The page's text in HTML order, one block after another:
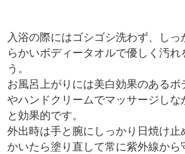
入浴の際にはゴシゴシ洗わず、し
らかいボディータオルで優しく汚れ
う。
お風呂上がりには美白効果のあるボ
やハンドクリームでマッサージしな
と効果的です。
外出時は手と腕にしっかり日焼け止
かいたら塗り直して常に紫外線から